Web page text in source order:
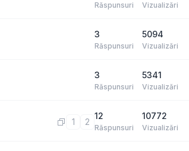
Răspunsuri Vizualizări
3
Răspunsuri
5094
Vizualizări
3
Răspunsuri
5341
Vizualizări
1 2
12
Răspunsuri
10772
Vizualizări